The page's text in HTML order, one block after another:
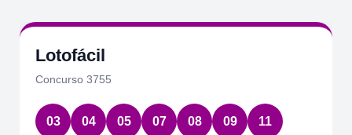
Lotofácil
Concurso 3755
03 04 05 07 08 09 11